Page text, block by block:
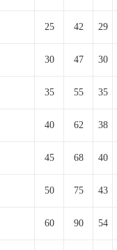
25 42 29
30 47 30
35 55 35
40 62 38
45 68 40
50 75 43
60 90 54